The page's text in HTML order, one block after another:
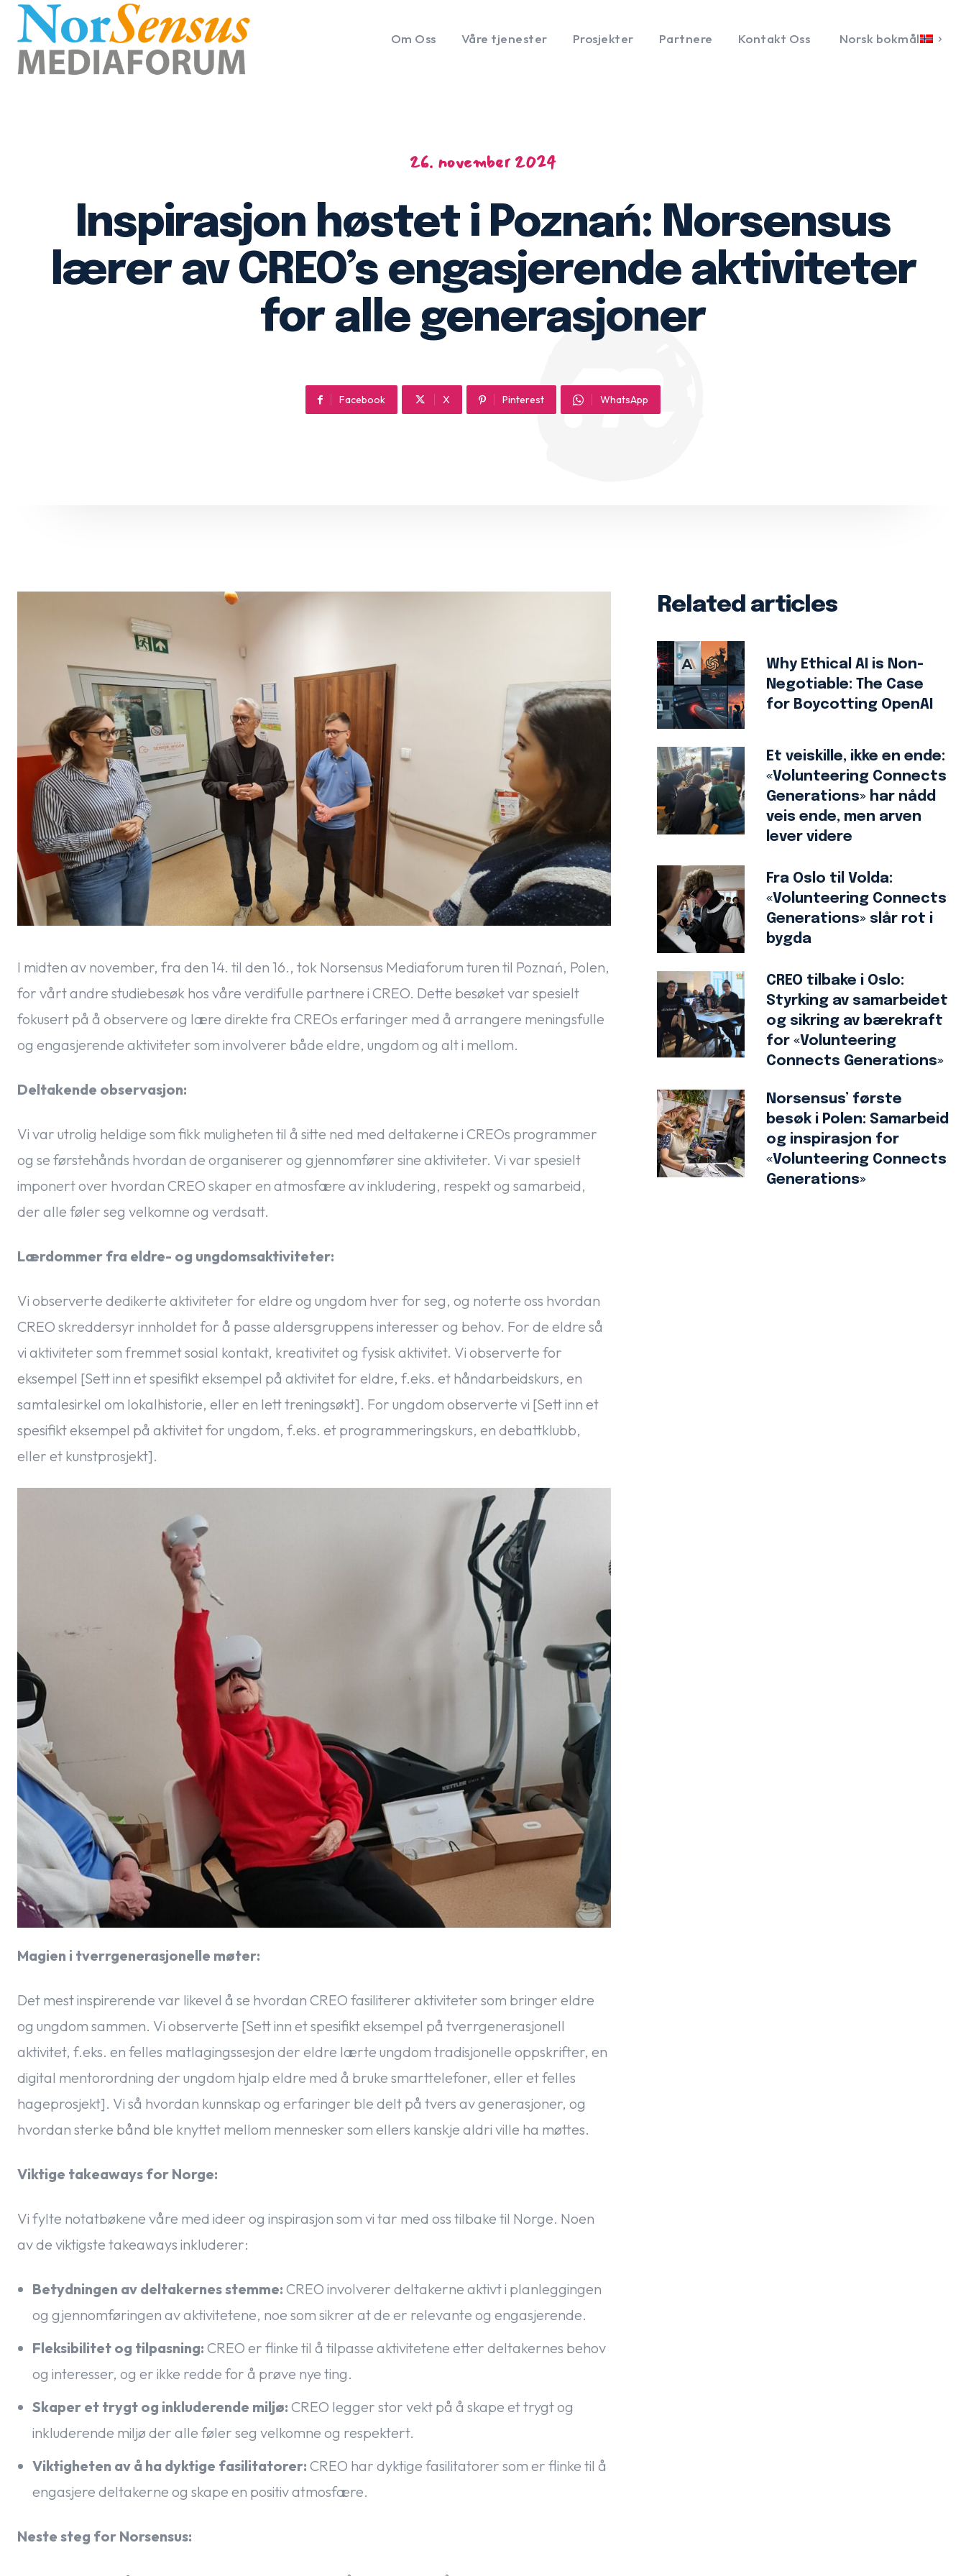
Om Oss Våre tjenester Prosjekter Partnere Kontakt Oss Norsk bokmål
26. november 2024
Inspirasjon høstet i Poznań: Norsensus
lærer av CREO’s engasjerende aktiviteter
for alle generasjoner
Facebook X Pinterest WhatsApp
I midten av november, fra den 14. til den 16., tok Norsensus Mediaforum turen til Poznań, Polen,
for vårt andre studiebesøk hos våre verdifulle partnere i CREO. Dette besøket var spesielt
fokusert på å observere og lære direkte fra CREOs erfaringer med å arrangere meningsfulle
og engasjerende aktiviteter som involverer både eldre, ungdom og alt i mellom.
Deltakende observasjon:
Vi var utrolig heldige som fikk muligheten til å sitte ned med deltakerne i CREOs programmer
og se førstehånds hvordan de organiserer og gjennomfører sine aktiviteter. Vi var spesielt
imponert over hvordan CREO skaper en atmosfære av inkludering, respekt og samarbeid,
der alle føler seg velkomne og verdsatt.
Lærdommer fra eldre- og ungdomsaktiviteter:
Vi observerte dedikerte aktiviteter for eldre og ungdom hver for seg, og noterte oss hvordan
CREO skreddersyr innholdet for å passe aldersgruppens interesser og behov. For de eldre så
vi aktiviteter som fremmet sosial kontakt, kreativitet og fysisk aktivitet. Vi observerte for
eksempel [Sett inn et spesifikt eksempel på aktivitet for eldre, f.eks. et håndarbeidskurs, en
samtalesirkel om lokalhistorie, eller en lett treningsøkt]. For ungdom observerte vi [Sett inn et
spesifikt eksempel på aktivitet for ungdom, f.eks. et programmeringskurs, en debattklubb,
eller et kunstprosjekt].
Magien i tverrgenerasjonelle møter:
Det mest inspirerende var likevel å se hvordan CREO fasiliterer aktiviteter som bringer eldre
og ungdom sammen. Vi observerte [Sett inn et spesifikt eksempel på tverrgenerasjonell
aktivitet, f.eks. en felles matlagingssesjon der eldre lærte ungdom tradisjonelle oppskrifter, en
digital mentorordning der ungdom hjalp eldre med å bruke smarttelefoner, eller et felles
hageprosjekt]. Vi så hvordan kunnskap og erfaringer ble delt på tvers av generasjoner, og
hvordan sterke bånd ble knyttet mellom mennesker som ellers kanskje aldri ville ha møttes.
Viktige takeaways for Norge:
Vi fylte notatbøkene våre med ideer og inspirasjon som vi tar med oss tilbake til Norge. Noen
av de viktigste takeaways inkluderer:
Betydningen av deltakernes stemme: CREO involverer deltakerne aktivt i planleggingen
og gjennomføringen av aktivitetene, noe som sikrer at de er relevante og engasjerende.
Fleksibilitet og tilpasning: CREO er flinke til å tilpasse aktivitetene etter deltakernes behov
og interesser, og er ikke redde for å prøve nye ting.
Skaper et trygt og inkluderende miljø: CREO legger stor vekt på å skape et trygt og
inkluderende miljø der alle føler seg velkomne og respektert.
Viktigheten av å ha dyktige fasilitatorer: CREO har dyktige fasilitatorer som er flinke til å
engasjere deltakerne og skape en positiv atmosfære.
Neste steg for Norsensus:
Related articles
Why Ethical AI is Non-
Negotiable: The Case
for Boycotting OpenAI
Et veiskille, ikke en ende:
«Volunteering Connects
Generations» har nådd
veis ende, men arven
lever videre
Fra Oslo til Volda:
«Volunteering Connects
Generations» slår rot i
bygda
CREO tilbake i Oslo:
Styrking av samarbeidet
og sikring av bærekraft
for «Volunteering
Connects Generations»
Norsensus’ første
besøk i Polen: Samarbeid
og inspirasjon for
«Volunteering Connects
Generations»